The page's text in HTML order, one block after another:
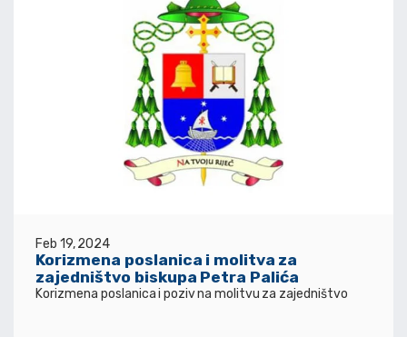
Feb 19, 2024
Korizmena poslanica i molitva za
zajedništvo biskupa Petra Palića
Korizmena poslanica i poziv na molitvu za zajedništvo